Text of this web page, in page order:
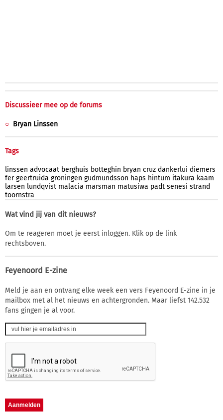
Discussieer mee op de forums
Bryan Linssen
Tags
linssen advocaat berghuis botteghin bryan cruz dankerlui diemers
fer geertruida groningen gudmundsson haps hintum itakura kaam
larsen lundqvist malacia marsman matusiwa padt senesi strand
toornstra
Wat vind jij van dit nieuws?
Om te reageren moet je eerst inloggen. Klik op de link
rechtsboven.
Feyenoord E-zine
Meld je aan en ontvang elke week een vers Feyenoord E-zine in je
mailbox met al het nieuws en achtergronden. Maar liefst 142.532
fans gingen je al voor.